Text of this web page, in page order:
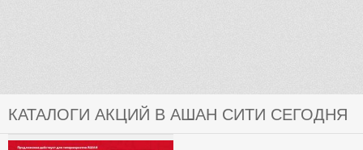
КАТАЛОГИ АКЦИЙ В АШАН СИТИ СЕГОДНЯ